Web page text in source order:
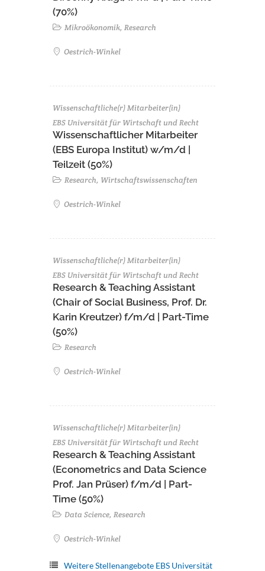
(70%)
Mikroökonomik, Research
Oestrich-Winkel
Wissenschaftliche(r) Mitarbeiter(in)
EBS Universität für Wirtschaft und Recht
Wissenschaftlicher Mitarbeiter
(EBS Europa Institut) w/m/d |
Teilzeit (50%)
Research, Wirtschaftswissenschaften
Oestrich-Winkel
Wissenschaftliche(r) Mitarbeiter(in)
EBS Universität für Wirtschaft und Recht
Research & Teaching Assistant
(Chair of Social Business, Prof. Dr.
Karin Kreutzer) f/m/d | Part-Time
(50%)
Research
Oestrich-Winkel
Wissenschaftliche(r) Mitarbeiter(in)
EBS Universität für Wirtschaft und Recht
Research & Teaching Assistant
(Econometrics and Data Science
Prof. Jan Prüser) f/m/d | Part-
Time (50%)
Data Science, Research
Oestrich-Winkel
Weitere Stellenangebote EBS Universität